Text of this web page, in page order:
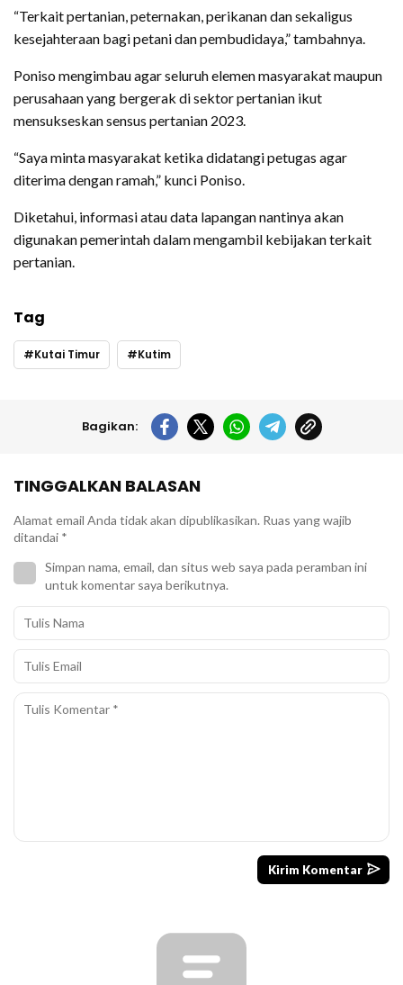
“Terkait pertanian, peternakan, perikanan dan sekaligus
kesejahteraan bagi petani dan pembudidaya,” tambahnya.
Poniso mengimbau agar seluruh elemen masyarakat maupun
perusahaan yang bergerak di sektor pertanian ikut
mensukseskan sensus pertanian 2023.
“Saya minta masyarakat ketika didatangi petugas agar
diterima dengan ramah,” kunci Poniso.
Diketahui, informasi atau data lapangan nantinya akan
digunakan pemerintah dalam mengambil kebijakan terkait
pertanian.
Tag
Kutai Timur Kutim
Bagikan:
TINGGALKAN BALASAN
Alamat email Anda tidak akan dipublikasikan. Ruas yang wajib
ditandai *
Simpan nama, email, dan situs web saya pada peramban ini
untuk komentar saya berikutnya.